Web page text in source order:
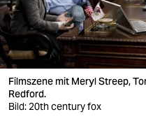
wahrheit
verlag
verlag
veranstaltungen
Filmszene mit Meryl Streep,
Redford.
Bild: 20th century fox